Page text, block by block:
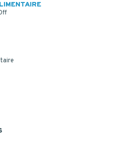
PE BLANC DIN 18 AUTO-
JOINTANTE